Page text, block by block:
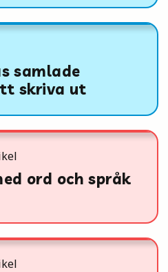
samlade
skriva ut
ord och språk